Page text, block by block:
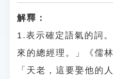
解釋：
1.表示確定語氣的詞
來的總經理。」《儒
「天老，這要娶他的